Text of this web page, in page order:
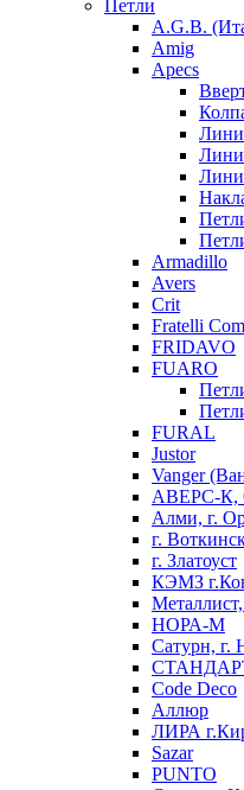
Петли
A.G.B.
Amig
Apecs
Armadillo
Avers
Crit
Fratelli
FRIDAVO
FUARO
FURAL
Justor
Vanger
АВЕРС-К,
Алми, г.
г.
г. Златоуст
КЭМЗ
НОРА-М
Сатурн, г.
Code Deco
Аллюр
ЛИРА
Sazar
PUNTO